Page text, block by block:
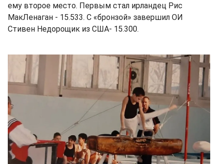
ему второе место. Первым стал ирландец Рис
МакЛенаган - 15.533. С «бронзой» завершил ОИ
Стивен Недорощик из США- 15.300.